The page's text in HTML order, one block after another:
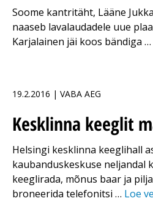
Soome kantritäht, Lääne
naaseb lavalaudadele uue
Karjalainen jäi koos bändiga …
19.2.2016 | VABA AEG
Kesklinna keeglit
Helsingi kesklinna keeglihall
kaubanduskeskuse neljandal
keeglirada, mõnus baar ja
broneerida telefonitsi … Loe